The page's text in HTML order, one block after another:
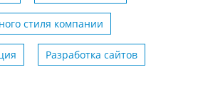
стиля компании
Разработка сайтов